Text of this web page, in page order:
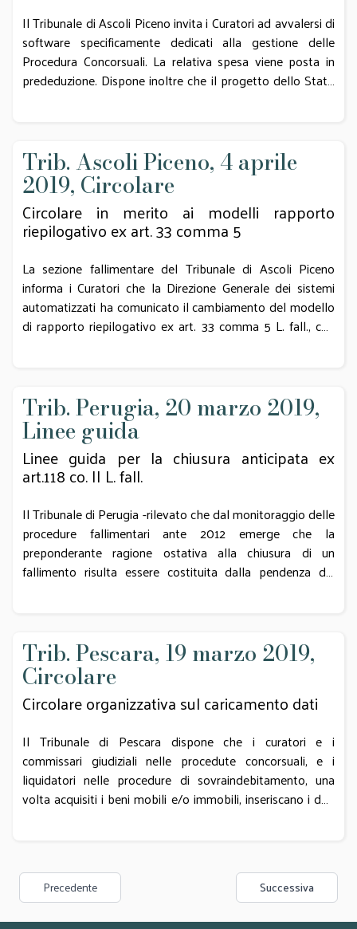
Il Tribunale di Ascoli Piceno invita i Curatori ad avvalersi di
software specificamente dedicati alla gestione delle
Procedura Concorsuali. La relativa spesa viene posta in
prededuzione. Dispone inoltre che il progetto dello Stato
presenza di “note” inviate dal Giudice Delegato.
Trib. Ascoli Piceno, 4 aprile
2019, Circolare
Circolare in merito ai modelli rapporto
riepilogativo ex art. 33 comma 5
La sezione fallimentare del Tribunale di Ascoli Piceno
informa i Curatori che la Direzione Generale dei sistemi
automatizzati ha comunicato il cambiamento del modello
di rapporto riepilogativo ex art. 33 comma 5 L. fall., che
utilizzare la versione sintetica per implementare il Siecic e
la precedente relazione periodica per mantenere chiarezza
espositiva.
Trib. Perugia, 20 marzo 2019,
Linee guida
Linee guida per la chiusura anticipata ex
art.118 co. II L. fall.
Il Tribunale di Perugia -rilevato che dal monitoraggio delle
procedure fallimentari ante 2012 emerge che la
preponderante ragione ostativa alla chiusura di un
fallimento risulta essere costituita dalla pendenza dei
Professionisti la scelta circa la strada da percorrere.
Trib. Pescara, 19 marzo 2019,
Circolare
Circolare organizzativa sul caricamento dati
Il Tribunale di Pescara dispone che i curatori e i
commissari giudiziali nelle procedute concorsuali, e i
liquidatori nelle procedure di sovraindebitamento, una
volta acquisiti i beni mobili e/o immobili, inseriscano i dati
Precedente Successiva